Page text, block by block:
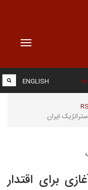
Toggle
ENGLISH
ایران
برای اقتدار